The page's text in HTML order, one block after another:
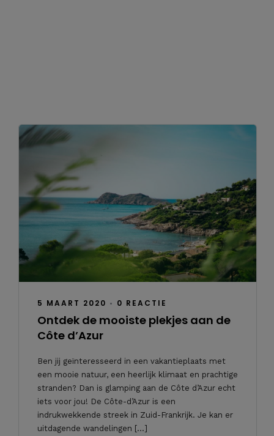
5 MAART 2020 • 0 REACTIE
Ontdek de mooiste plekjes aan de
Côte d’Azur
Ben jij geïnteresseerd in een vakantieplaats met
een mooie natuur, een heerlijk klimaat en prachtige
stranden? Dan is glamping aan de Côte d’Azur echt
iets voor jou! De Côte-d’Azur is een
indrukwekkende streek in Zuid-Frankrijk. Je kan er
uitdagende wandelingen […]